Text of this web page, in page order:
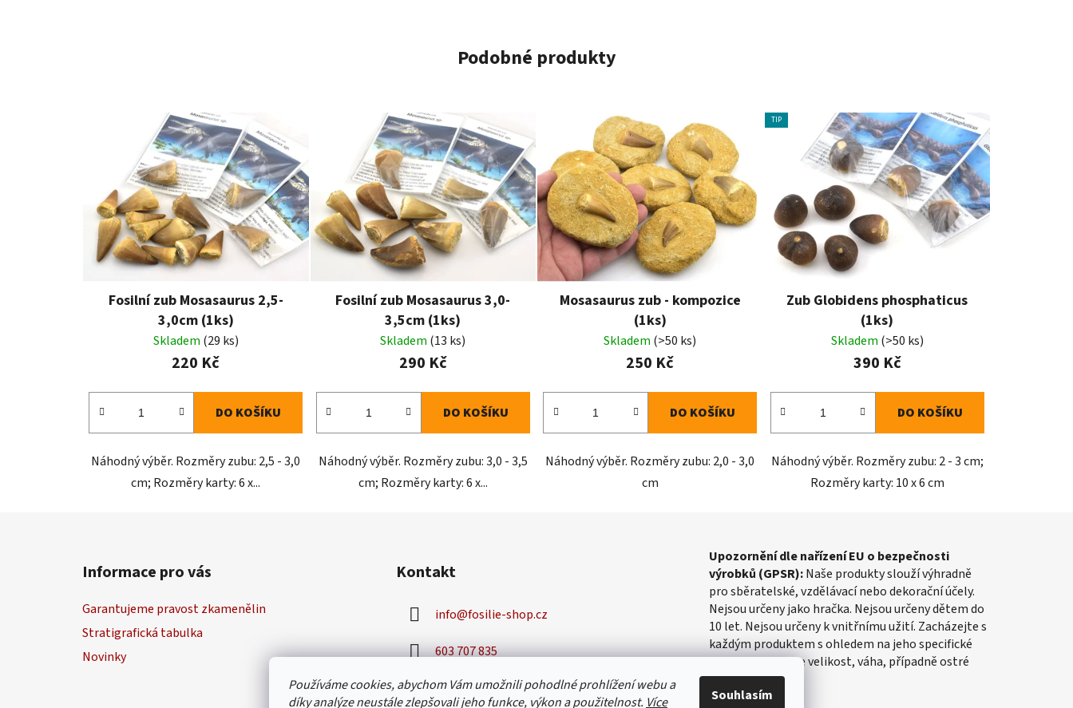
Používáme cookies, abychom Vám umožnili pohodlné prohlížení webu a
díky analýze neustále zlepšovali jeho funkce, výkon a použitelnost. Více Souhlasím
Podobné produkty
Fosilní zub Mosasaurus 2,5-
3,0cm (1ks)
Skladem (29 ks)
220 Kč
DO KOŠÍKU
Náhodný výběr. Rozměry zubu: 2,5 - 3,0
cm; Rozměry karty: 6 x...
Fosilní zub Mosasaurus 3,0-
3,5cm (1ks)
Skladem (13 ks)
290 Kč
DO KOŠÍKU
Náhodný výběr. Rozměry zubu: 3,0 - 3,5
cm; Rozměry karty: 6 x...
Mosasaurus zub - kompozice
(1ks)
Skladem (>50 ks)
250 Kč
DO KOŠÍKU
Náhodný výběr. Rozměry zubu: 2,0 - 3,0
cm
TIP
Zub Globidens phosphaticus
(1ks)
Skladem (>50 ks)
390 Kč
DO KOŠÍKU
Náhodný výběr. Rozměry zubu: 2 - 3 cm;
Rozměry karty: 10 x 6 cm
Informace pro vás
Garantujeme pravost zkamenělin
Stratigrafická tabulka
Novinky
Kontakt
info@fosilie-shop.cz
603 707 835
Upozornění dle nařízení EU o bezpečnosti
výrobků (GPSR):Naše produkty slouží výhradně
pro sběratelské, vzdělávací nebo dekorační účely.
Nejsou určeny jako hračka. Nejsou určeny dětem do
10 let. Nejsou určeny k vnitřnímu užití. Zacházejte s
každým produktem s ohledem na jeho specifické
vlastnosti, jako je velikost, váha, případně ostré
hrany apod.